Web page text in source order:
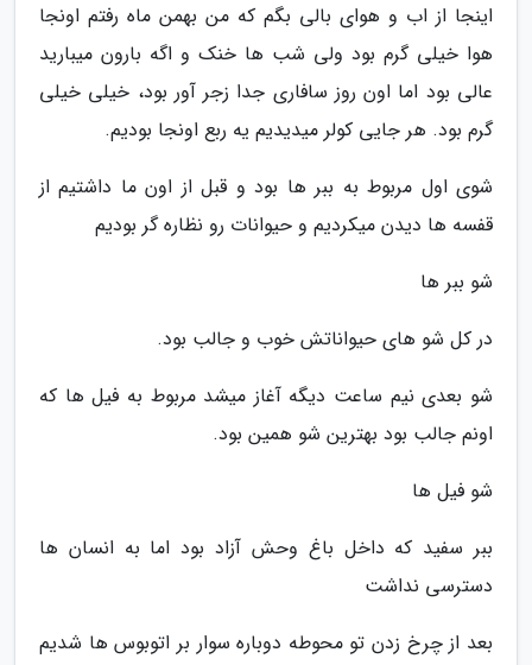
اینجا از اب و هوای بالی بگم که من بهمن ماه رفتم اونجا
هوا خیلی گرم بود ولی شب ها خنک و اگه بارون میبارید
عالی بود اما اون روز سافاری جدا زجر آور بود، خیلی خیلی
گرم بود. هر جایی کولر میدیدیم یه ربع اونجا بودیم.
شوی اول مربوط به ببر ها بود و قبل از اون ما داشتیم از
قفسه ها دیدن میکردیم و حیوانات رو نظاره گر بودیم
شو ببر ها
در کل شو های حیواناتش خوب و جالب بود.
شو بعدی نیم ساعت دیگه آغاز میشد مربوط به فیل ها که
اونم جالب بود بهترین شو همین بود.
شو فیل ها
ببر سفید که داخل باغ وحش آزاد بود اما به انسان ها
دسترسی نداشت
بعد از چرخ زدن تو محوطه دوباره سوار بر اتوبوس ها شدیم